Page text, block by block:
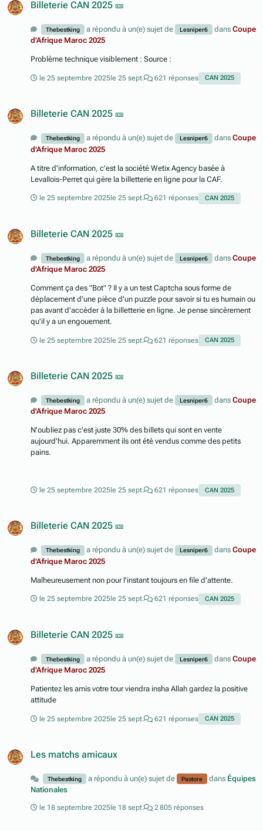
Billeterie CAN 2025 🎫
Thebestking a répondu à un(e) sujet de Lesniper6 dansCoupe
d'Afrique Maroc 2025
Problème technique visiblement : Source :
le 25 septembre 2025 le 25 sept. 621 réponses CAN 2025
Billeterie CAN 2025 🎫
Thebestking a répondu à un(e) sujet de Lesniper6 dansCoupe
d'Afrique Maroc 2025
A titre d'information, c'est la société Wetix Agency basée à
Levallois-Perret qui gère la billetterie en ligne pour la CAF.
le 25 septembre 2025 le 25 sept. 621 réponses CAN 2025
Billeterie CAN 2025 🎫
Thebestking a répondu à un(e) sujet de Lesniper6 dansCoupe
d'Afrique Maroc 2025
Comment ça des "Bot" ? Il y a un test Captcha sous forme de
déplacement d'une pièce d'un puzzle pour savoir si tu es humain ou
pas avant d'accéder à la billetterie en ligne. Je pense sincèrement
qu'il y a un engouement.
le 25 septembre 2025le 25 sept. 621 réponses CAN 2025
Billeterie CAN 2025 🎫
Thebestking a répondu à un(e) sujet de Lesniper6 dansCoupe
d'Afrique Maroc 2025
N'oubliez pas c'est juste 30% des billets qui sont en vente
aujourd'hui. Apparemment ils ont été vendus comme des petits
pains.
le 25 septembre 2025 le 25 sept. 621 réponses CAN 2025
Billeterie CAN 2025 🎫
Thebestking a répondu à un(e) sujet de Lesniper6 dansCoupe
d'Afrique Maroc 2025
Malheureusement non pour l'instant toujours en file d'attente.
le 25 septembre 2025 le 25 sept. 621 réponses CAN 2025
Billeterie CAN 2025 🎫
Thebestking a répondu à un(e) sujet de Lesniper6 dansCoupe
d'Afrique Maroc 2025
Patientez les amis votre tour viendra insha Allah gardez la positive
attitude
le 25 septembre 2025le 25 sept. 621 réponses CAN 2025
Les matchs amicaux
Thebestking a répondu à un(e) sujet de Pastore dans Équipes
Nationales
le 18 septembre 2025 le 18 sept. 2 805 réponses